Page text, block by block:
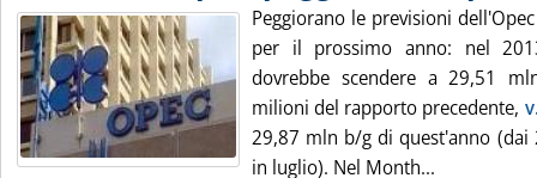
Peggiorano le previsioni
per il prossimo anno: nel
dovrebbe scendere a 29,51
milioni del rapporto precedente,
29,87 mln b/g di quest'anno
in luglio). Nel Month...